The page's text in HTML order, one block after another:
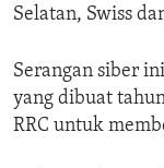
Selatan, Swiss
Serangan siber
yang dibuat
RRC untuk